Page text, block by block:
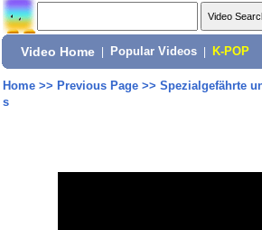
Video Home Popular Videos K-POP
Home>> Previous Page>> Spezialgefährte
s